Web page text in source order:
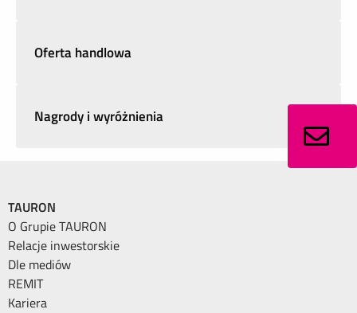
Oferta handlowa
Nagrody i wyróżnienia
TAURON
O Grupie TAURON
Relacje inwestorskie
Dle mediów
REMIT
Kariera